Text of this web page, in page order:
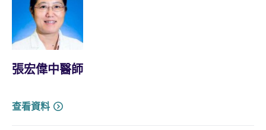
張宏偉中醫師
查看資料